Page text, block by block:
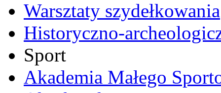
Warsztaty szydełkowania
Historyczno-
Sport
Akademia Małego